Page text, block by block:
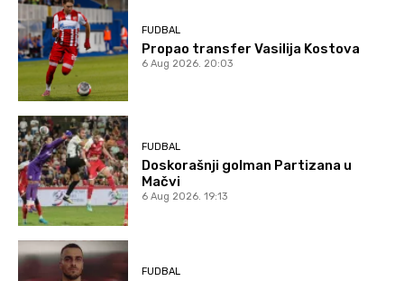
FUDBAL
Propao transfer Vasilija Kostova
6 Aug 2026. 20:03
FUDBAL
Doskorašnji golman Partizana u
Mačvi
6 Aug 2026. 19:13
FUDBAL